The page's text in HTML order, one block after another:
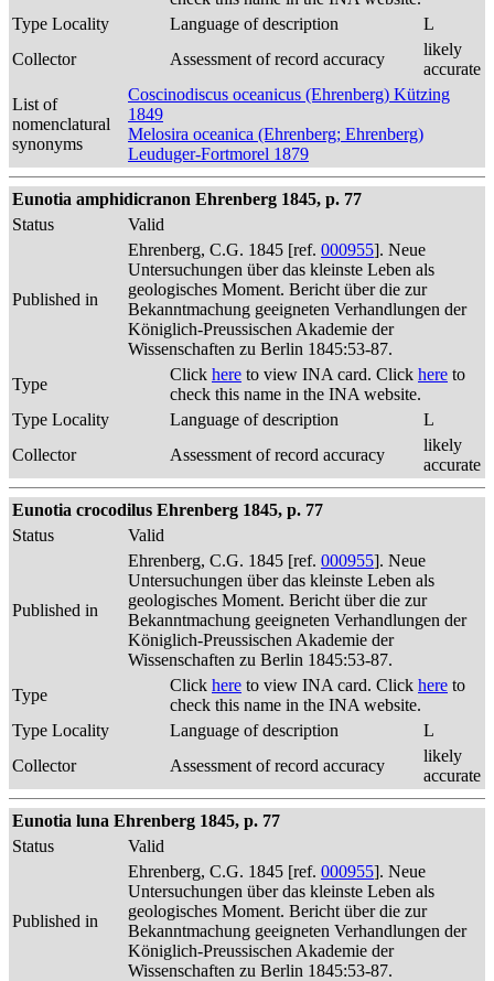
Type Locality
Language of description
L
Collector
Assessment of record accuracy
likely
accurate
List of
nomenclatural
synonyms
Coscinodiscus oceanicus (Ehrenberg) Kützing
1849
Melosira oceanica (Ehrenberg; Ehrenberg)
Leuduger-Fortmorel 1879
Eunotia amphidicranon Ehrenberg 1845, p. 77
Status
Valid
Published in
Ehrenberg, C.G. 1845 [ref. 000955]. Neue
Untersuchungen über das kleinste Leben als
geologisches Moment. Bericht über die zur
Bekanntmachung geeigneten Verhandlungen der
Königlich-Preussischen Akademie der
Wissenschaften zu Berlin 1845:53-87.
Type
Click here to view INA card. Click here to
check this name in the INA website.
Type Locality
Language of description
L
Collector
Assessment of record accuracy
likely
accurate
Eunotia crocodilus Ehrenberg 1845, p. 77
Status
Valid
Published in
Ehrenberg, C.G. 1845 [ref. 000955]. Neue
Untersuchungen über das kleinste Leben als
geologisches Moment. Bericht über die zur
Bekanntmachung geeigneten Verhandlungen der
Königlich-Preussischen Akademie der
Wissenschaften zu Berlin 1845:53-87.
Type
Click here to view INA card. Click here to
check this name in the INA website.
Type Locality
Language of description
L
Collector
Assessment of record accuracy
likely
accurate
Eunotia luna Ehrenberg 1845, p. 77
Status
Valid
Published in
Ehrenberg, C.G. 1845 [ref. 000955]. Neue
Untersuchungen über das kleinste Leben als
geologisches Moment. Bericht über die zur
Bekanntmachung geeigneten Verhandlungen der
Königlich-Preussischen Akademie der
Wissenschaften zu Berlin 1845:53-87.